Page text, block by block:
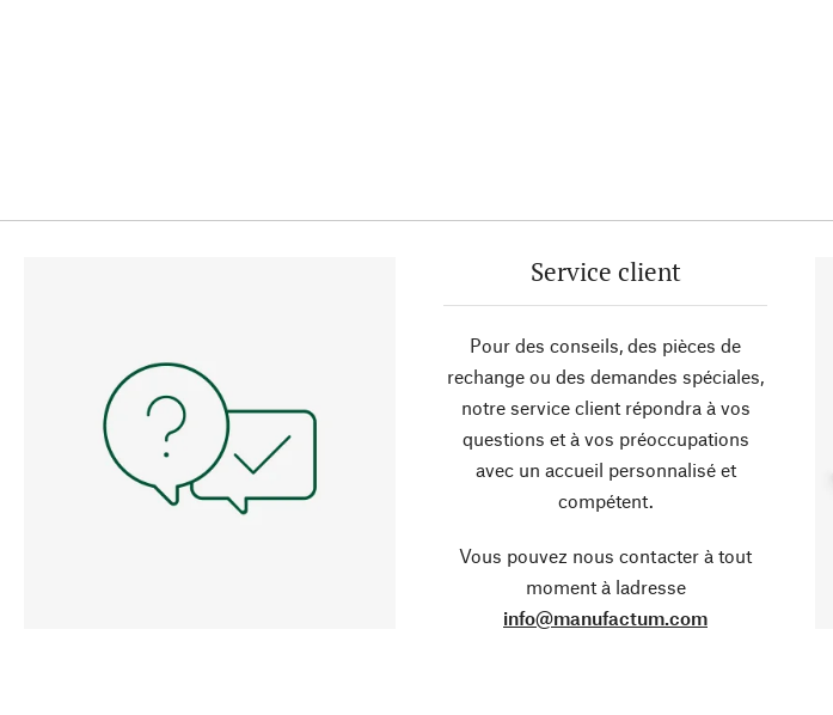
Service client
Pour des conseils, des pièces de
rechange ou des demandes spéciales,
notre service client répondra à vos
questions et à vos préoccupations
avec un accueil personnalisé et
compétent.
Vous pouvez nous contacter à tout
moment à ladresse
info@manufactum.com